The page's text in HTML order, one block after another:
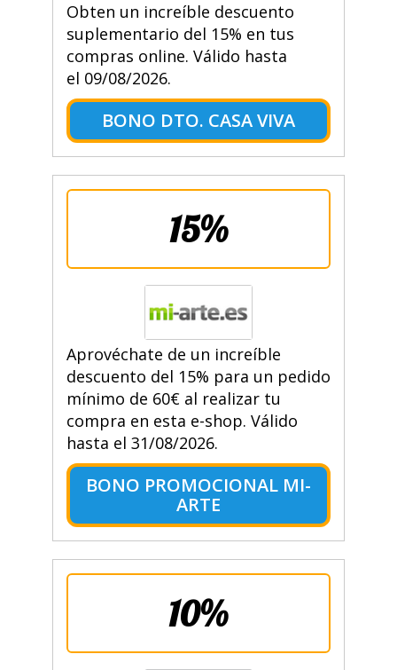
Obten un increíble descuento
suplementario del 15% en tus
compras online. Válido hasta
el 09/08/2026.
BONO DTO. CASA VIVA
15%
Aprovéchate de un increíble
descuento del 15% para un pedido
mínimo de 60€ al realizar tu
compra en esta e-shop. Válido
hasta el 31/08/2026.
BONO PROMOCIONAL MI-
ARTE
10%